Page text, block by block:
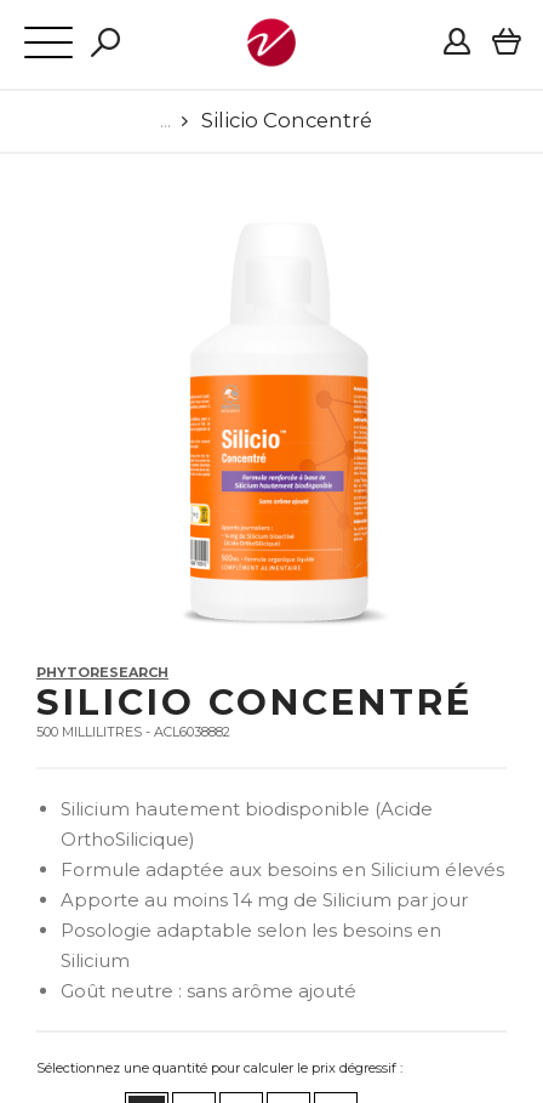
Silicio Concentré
PHYTORESEARCH
SILICIO CONCENTRÉ
500 MILLILITRES - ACL6038882
Silicium hautement biodisponible (Acide
OrthoSilicique)
Formule adaptée aux besoins en Silicium élevés
Apporte au moins 14 mg de Silicium par jour
Posologie adaptable selon les besoins en
Silicium
Goût neutre : sans arôme ajouté
Sélectionnez une quantité pour calculer le prix dégressif :